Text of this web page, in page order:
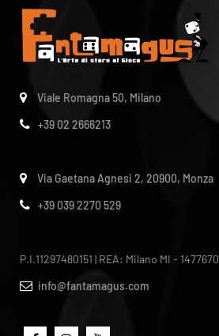
Viale Romagna 50, Milano
+39 02 2666213
Via Gaetana Agnesi 2, 20900, Monza
+39 039 2270 529
P.I.11297480151 | REA: Milano MI - 1477670
info@fantamagus.com